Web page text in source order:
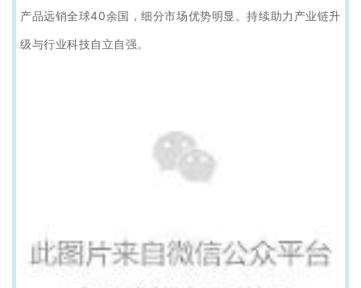
产品远销全球40余国，细分市场优势明显。持续助力产业链升
级与行业科技自立自强。